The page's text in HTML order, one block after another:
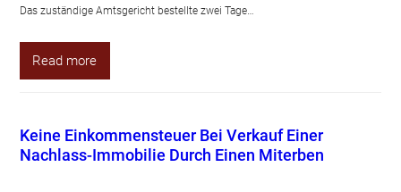
Das zuständige Amtsgericht bestellte zwei Tage…
Read more
Keine Einkommensteuer Bei Verkauf Einer
Nachlass-Immobilie Durch Einen Miterben